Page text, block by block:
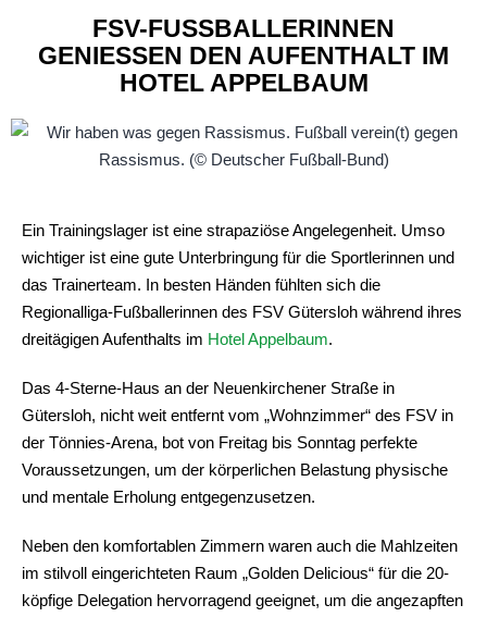
FSV-FUSSBALLERINNEN G
ENIESSEN DEN AUFENTHALT IM HO
TEL APPELBAUM
Ein Trainingslager ist eine strapaziöse Angelegenheit. Umso
wichtiger ist eine gute Unterbringung für die Sportlerinnen und
das Trainerteam. In besten Händen fühlten sich die
Regionalliga-Fußballerinnen des FSV Gütersloh während ihres
dreitägigen Aufenthalts im Hotel Appelbaum.
Das 4-Sterne-Haus an der Neuenkirchener Straße in
Gütersloh, nicht weit entfernt vom „Wohnzimmer“ des FSV in
der Tönnies-Arena, bot von Freitag bis Sonntag perfekte
Voraussetzungen, um der körperlichen Belastung physische
und mentale Erholung entgegenzusetzen.
Neben den komfortablen Zimmern waren auch die Mahlzeiten
im stilvoll eingerichteten Raum „Golden Delicious“ für die 20-
köpfige Delegation hervorragend geeignet, um die angezapften